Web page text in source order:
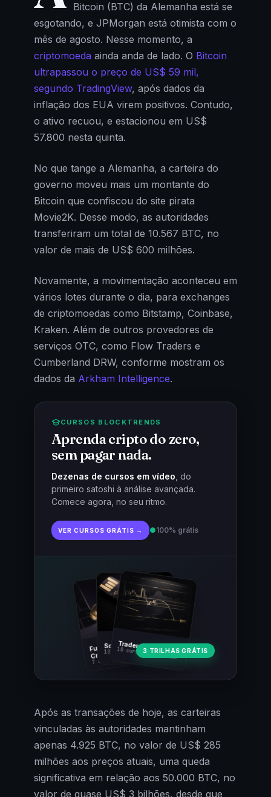
Bitcoin (BTC) da Alemanha está se
esgotando, e JPMorgan está otimista com o
mês de agosto. Nesse momento, a
criptomoeda ainda anda de lado. O Bitcoin
ultrapassou o preço de US$ 59 mil,
segundo TradingView, após dados da
inflação dos EUA virem positivos. Contudo,
o ativo recuou, e estacionou em US$
57.800 nesta quinta.
No que tange a Alemanha, a carteira do
governo moveu mais um montante do
Bitcoin que confiscou do site pirata
Movie2K. Desse modo, as autoridades
transferiram um total de 10.567 BTC, no
valor de mais de US$ 600 milhões.
Novamente, a movimentação aconteceu em
vários lotes durante o dia, para exchanges
de criptomoedas como Bitstamp, Coinbase,
Kraken. Além de outros provedores de
serviços OTC, como Flow Traders e
Cumberland DRW, conforme mostram os
dados da Arkham Intelligence.
CURSOS BLOCKTRENDS
Aprenda cripto do zero,
sem pagar nada.
Dezenas de cursos em vídeo , do
primeiro satoshi à análise avançada.
Comece agora, no seu ritmo.
VER CURSOS GRÁTIS → ●100% grátis
Fundamentos
Cripto
7 cursos · 31 aulas
Trader Cripto
18 cursos · 80 aulas
Soberania Bitcoin
10 cursos · 44 aulas3 TRILHAS GRÁTIS
Após as transações de hoje, as carteiras
vinculadas às autoridades mantinham
apenas 4.925 BTC, no valor de US$ 285
milhões aos preços atuais, uma queda
significativa em relação aos 50.000 BTC, no
valor de quase US$ 3 bilhões, desde que